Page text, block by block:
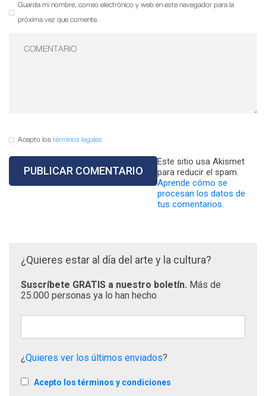
Guarda mi nombre, correo electrónico y web en este navegador para la
próxima vez que comente.
Acepto los términos legales
Este sitio usa Akismet
para reducir el spam.
Aprende cómo se
procesan los datos de
tus comentarios.
¿Quieres estar al día del arte y la cultura?
Suscríbete GRATIS a nuestro boletín. Más de
25.000 personas ya lo han hecho
¿Quieres ver los últimos enviados?
Acepto los términos y condiciones